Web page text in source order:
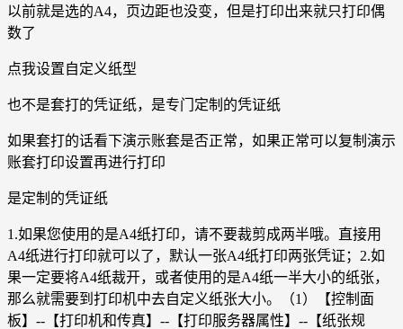
以前就是选的A4，页边距也没变，但是打印出来就只打印偶
数了
点我设置自定义纸型
也不是套打的凭证纸，是专门定制的凭证纸
如果套打的话看下演示账套是否正常，如果正常可以复制演示
账套打印设置再进行打印
是定制的凭证纸
1.如果您使用的是A4纸打印，请不要裁剪成两半哦。直接用
A4纸进行打印就可以了，默认一张A4纸打印两张凭证；2.如
果一定要将A4纸裁开，或者使用的是A4纸一半大小的纸张，
那么就需要到打印机中去自定义纸张大小。（1）【控制面
板】--【打印机和传真】--【打印服务器属性】--【纸张规